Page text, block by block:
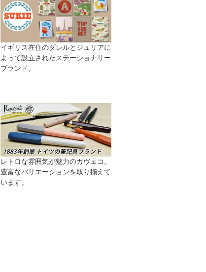
イギリス在住のダレルとジュリアに
よって設立されたステーショナリー
ブランド。
レトロな雰囲気が魅力のカヴェコ。
豊富なバリエーションを取り揃えて
います。